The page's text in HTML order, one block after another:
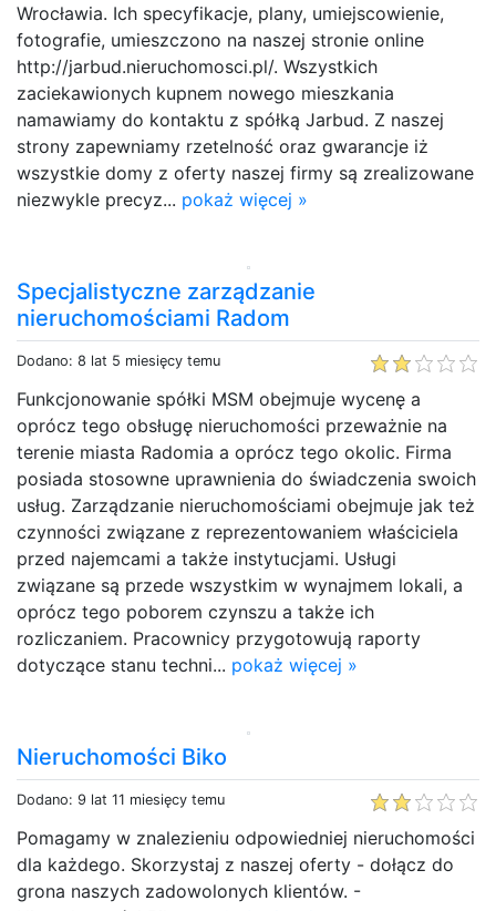
Wrocławia. Ich specyfikacje, plany, umiejscowienie,
fotografie, umieszczono na naszej stronie online
http://jarbud.nieruchomosci.pl/. Wszystkich
zaciekawionych kupnem nowego mieszkania
namawiamy do kontaktu z spółką Jarbud. Z naszej
strony zapewniamy rzetelność oraz gwarancje iż
wszystkie domy z oferty naszej firmy są zrealizowane
niezwykle precyz... pokaż więcej »
Specjalistyczne zarządzanie
nieruchomościami Radom
Dodano: 8 lat 5 miesięcy temu
Funkcjonowanie spółki MSM obejmuje wycenę a
oprócz tego obsługę nieruchomości przeważnie na
terenie miasta Radomia a oprócz tego okolic. Firma
posiada stosowne uprawnienia do świadczenia swoich
usług. Zarządzanie nieruchomościami obejmuje jak też
czynności związane z reprezentowaniem właściciela
przed najemcami a także instytucjami. Usługi
związane są przede wszystkim w wynajmem lokali, a
oprócz tego poborem czynszu a także ich
rozliczaniem. Pracownicy przygotowują raporty
dotyczące stanu techni... pokaż więcej »
Nieruchomości Biko
Dodano: 9 lat 11 miesięcy temu
Pomagamy w znalezieniu odpowiedniej nieruchomości
dla każdego. Skorzystaj z naszej oferty - dołącz do
grona naszych zadowolonych klientów. -